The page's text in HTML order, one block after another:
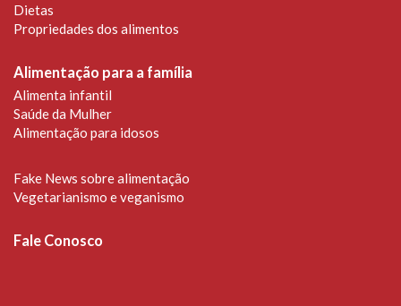
Dietas
Propriedades dos alimentos
Alimentação para a família
Alimenta infantil
Saúde da Mulher
Alimentação para idosos
Fake News sobre alimentação
Vegetarianismo e veganismo
Fale Conosco